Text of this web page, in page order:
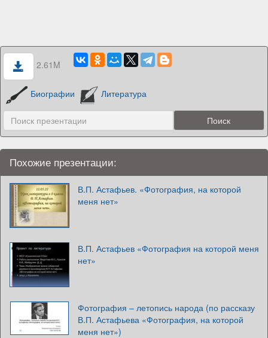
2.61M
Биографии Литература
Похожие презентации:
В.П. Астафьев. «Фотография, на которой
меня нет»
В.П. Астафьев «Фотография на которой меня
нет»
Фотография – летопись народа (по рассказу
В.П. Астафьева «Фотография, на которой
меня нет»)